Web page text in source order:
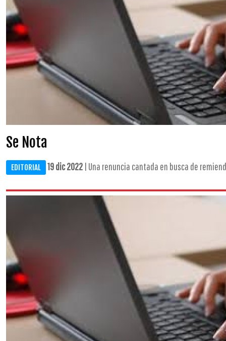
Se Nota
EDITORIAL 19 dic 2022 | Una renuncia cantada en busca de